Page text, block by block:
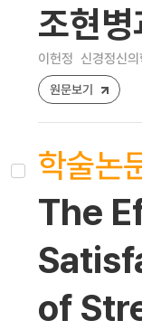
조현
이헌정 신경정신
원문보기
학술논
The
of